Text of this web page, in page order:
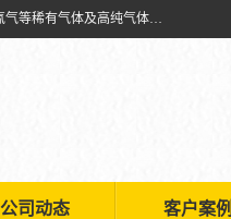
天津市利信工业气体经销部主要经营销售供应氧气、乙炔气、氩气、氮气、二氧化碳等大宗气体以及氦气、氪气、氖气、氙气等稀有气体及高纯气体的配送租赁
公司动态 客户案例